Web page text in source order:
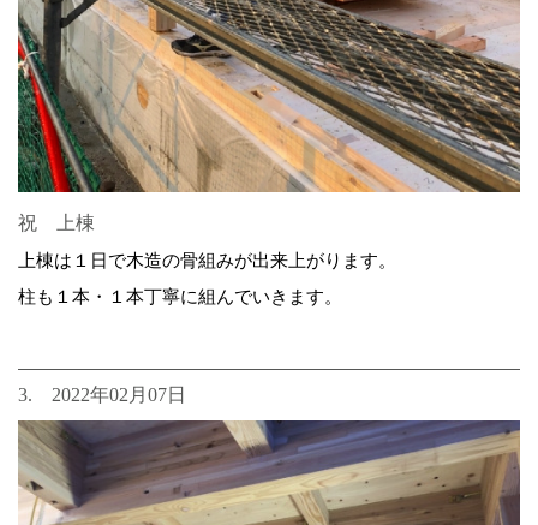
祝 上棟
上棟は１日で木造の骨組みが出来上がります。
柱も１本・１本丁寧に組んでいきます。
3. 2022年02月07日